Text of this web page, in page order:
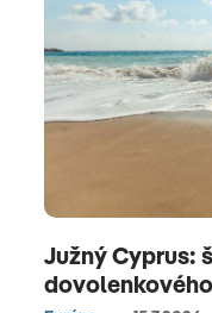
Južný Cyprus: